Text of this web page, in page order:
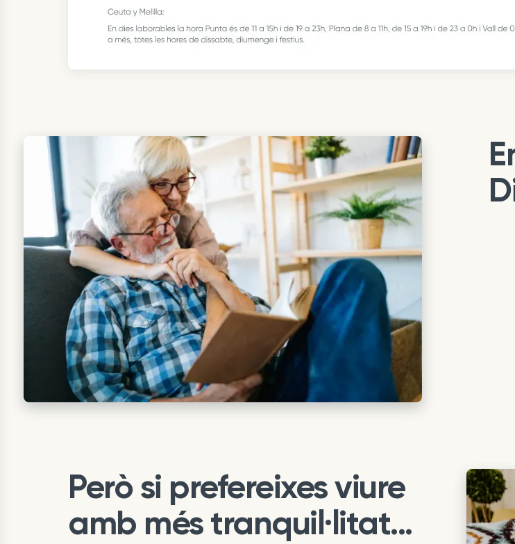
Però si prefereixes viure
amb més tranquil·litat...